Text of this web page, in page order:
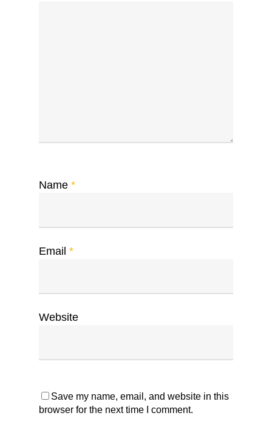
Name *
Email *
Website
Save my name, email, and website in this
browser for the next time I comment.